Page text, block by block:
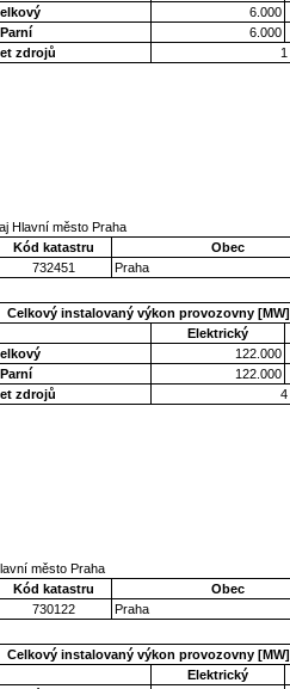
6.000
Parní
6.000
zdrojů
1
Hlavní město Praha
Kód katastru Obec
732451 Praha
Celkový instalovaný výkon provozovny [MW]
Elektrický
122.000
Parní
122.000
zdrojů
4
město Praha
Kód katastru Obec
730122 Praha
Celkový instalovaný výkon provozovny [MW]
Elektrický